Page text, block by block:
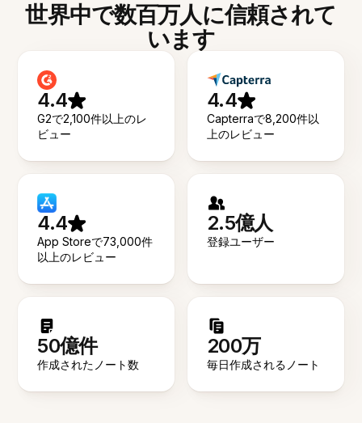
世界中で数百万人に信頼されて
います
4.4
G2で2,100件以上のレ
ビュー
4.4
Capterraで8,200件以
上のレビュー
4.4
App Storeで73,000件
以上のレビュー
2.5億人
登録ユーザー
50億件
作成されたノート数
200万
毎日作成されるノート